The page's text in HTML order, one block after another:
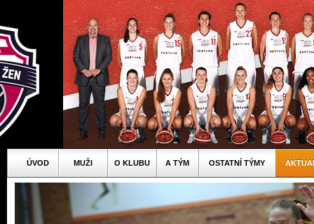
ÚVOD MUŽI O KLUBU A TÝM OSTATNÍ TÝMY